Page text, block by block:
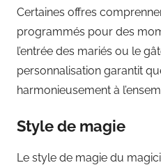
Certaines offres
programmés pour des
l’entrée des mariés ou le
personnalisation garantit
harmonieusement à
Style de magie
Le style de magie du